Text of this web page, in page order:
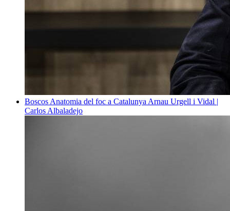
Boscos Anatomia del foc a Catalunya Arnau Urgell i Vidal |
Carlos Albaladejo